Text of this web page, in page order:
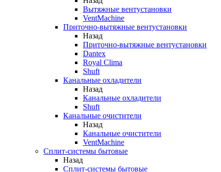
Вытяжные вентустановки
VentMachine
Приточно-вытяжные вентустановки
Назад
Приточно-вытяжные вентустановки
Dantex
Royal Clima
Shuft
Канальные охладители
Назад
Канальные охладители
Shuft
Канальные очистители
Назад
Канальные очистители
VentMachine
Сплит-системы бытовые
Назад
Сплит-системы бытовые